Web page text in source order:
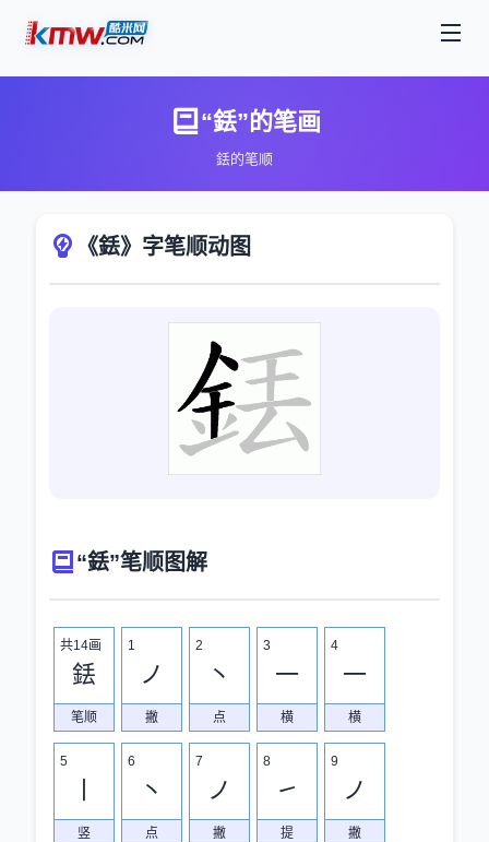
“銩”的笔画
銩的笔顺
《銩》字笔顺动图
“銩”笔顺图解
共14画
銩
笔顺
1
ノ
撇
2
丶
点
3
一
横
4
一
横
5
竖
6
丶
点
7
ノ
撇
8
㇀
提
9
ノ
撇